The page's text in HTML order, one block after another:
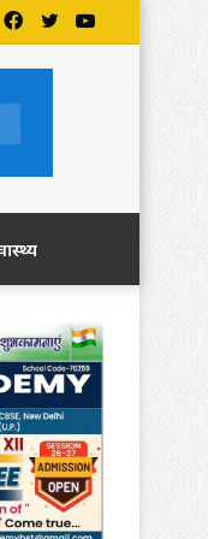
YouTube
Twitter
Facebook